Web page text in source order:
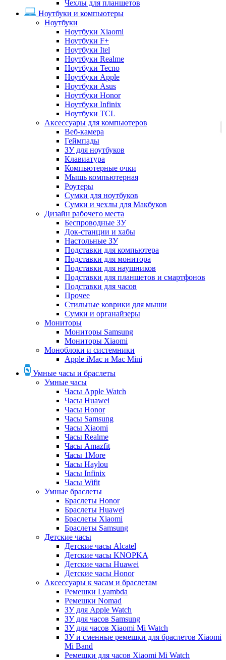
Чехлы для планшетов
Ноутбуки и компьютеры
Ноутбуки
Ноутбуки Xiaomi
Ноутбуки F+
Ноутбуки Itel
Ноутбуки Realme
Ноутбуки Tecno
Ноутбуки Apple
Ноутбуки Asus
Ноутбуки Honor
Ноутбуки Infinix
Ноутбуки TCL
Аксессуары для компьютеров
Веб-камера
Геймпады
ЗУ для ноутбуков
Клавиатура
Компьютерные очки
Мышь компьютерная
Роутеры
Сумки для ноутбуков
Сумки и чехлы для Макбуков
Дизайн рабочего места
Беспроводные ЗУ
Док-станции и хабы
Настольные ЗУ
Подставки для компьютера
Подставки для монитора
Подставки для наушников
Подставки для планшетов и смартфонов
Подставки для часов
Прочее
Стильные коврики для мыши
Сумки и органайзеры
Мониторы
Мониторы Samsung
Мониторы Xiaomi
Моноблоки и системники
Apple iMac и Mac Mini
Умные часы и браслеты
Умные часы
Часы Apple Watch
Часы Huawei
Часы Honor
Часы Samsung
Часы Xiaomi
Часы Realme
Часы Amazfit
Часы 1More
Часы Haylou
Часы Infinix
Часы Wifit
Умные браслеты
Браслеты Honor
Браслеты Huawei
Браслеты Xiaomi
Браслеты Samsung
Детские часы
Детские часы Alcatel
Детские часы KNOPKA
Детские часы Huawei
Детские часы Honor
Аксессуары к часам и браслетам
Ремешки Lyambda
Ремешки Nomad
ЗУ для Apple Watch
ЗУ для часов Samsung
ЗУ для часов Xiaomi Mi Watch
ЗУ и сменные ремешки для браслетов Xiaomi
Mi Band
Ремешки для часов Xiaomi Mi Watch